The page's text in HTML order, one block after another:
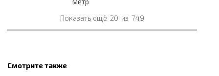
Показать ещё 20 из 749
Смотрите также